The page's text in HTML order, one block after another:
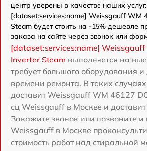
центр уверены в качестве наших услуг.
[dataset:services:name] Weissgauff WM
Steam будет стоить на -15% дешевле
заказа на сайте через звонок или
[dataset:services:name]
Inverter Steam выполняется на
требует большого оборудования и
времени ремонта. В таких
доставит Weissgauff WM 46127
сц Weissgauff в Москве и доставит
Закажите звонок или позвоните и
Weissgauff в Москве
стоимость работ над стиральной